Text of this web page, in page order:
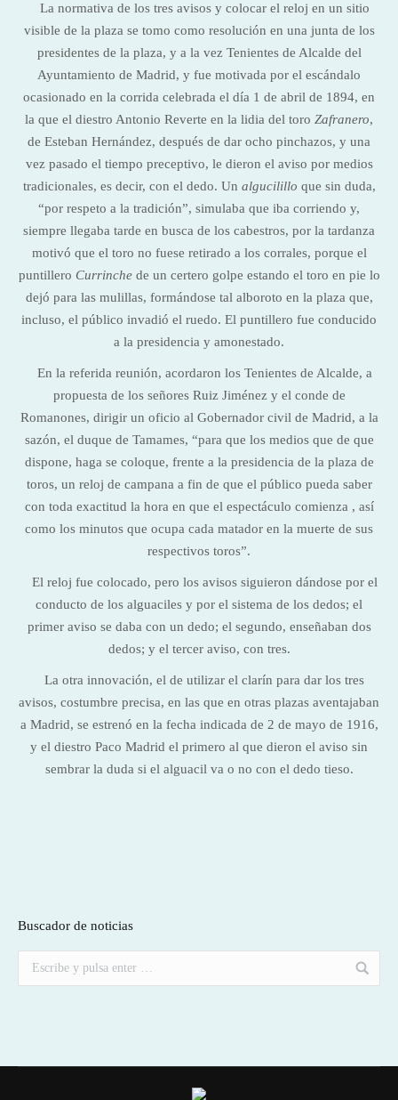
La normativa de los tres avisos y colocar el reloj en un sitio
visible de la plaza se tomo como resolución en una junta de los
presidentes de la plaza, y a la vez Tenientes de Alcalde del
Ayuntamiento de Madrid, y fue motivada por el escándalo
ocasionado en la corrida celebrada el día 1 de abril de 1894, en
la que el diestro Antonio Reverte en la lidia del toro Zafranero,
de Esteban Hernández, después de dar ocho pinchazos, y una
vez pasado el tiempo preceptivo, le dieron el aviso por medios
tradicionales, es decir, con el dedo. Un algucilillo que sin duda,
“por respeto a la tradición”, simulaba que iba corriendo y,
siempre llegaba tarde en busca de los cabestros, por la tardanza
motivó que el toro no fuese retirado a los corrales, porque el
puntillero Currinchede un certero golpe estando el toro en pie lo
dejó para las mulillas, formándose tal alboroto en la plaza que,
incluso, el público invadió el ruedo. El puntillero fue conducido
a la presidencia y amonestado.
En la referida reunión, acordaron los Tenientes de Alcalde, a
propuesta de los señores Ruiz Jiménez y el conde de
Romanones, dirigir un oficio al Gobernador civil de Madrid, a la
sazón, el duque de Tamames, “para que los medios que de que
dispone, haga se coloque, frente a la presidencia de la plaza de
toros, un reloj de campana a fin de que el público pueda saber
con toda exactitud la hora en que el espectáculo comienza , así
como los minutos que ocupa cada matador en la muerte de sus
respectivos toros”.
El reloj fue colocado, pero los avisos siguieron dándose por el
conducto de los alguaciles y por el sistema de los dedos; el
primer aviso se daba con un dedo; el segundo, enseñaban dos
dedos; y el tercer aviso, con tres.
La otra innovación, el de utilizar el clarín para dar los tres
avisos, costumbre precisa, en las que en otras plazas aventajaban
a Madrid, se estrenó en la fecha indicada de 2 de mayo de 1916,
y el diestro Paco Madrid el primero al que dieron el aviso sin
sembrar la duda si el alguacil va o no con el dedo tieso.
Buscador de noticias